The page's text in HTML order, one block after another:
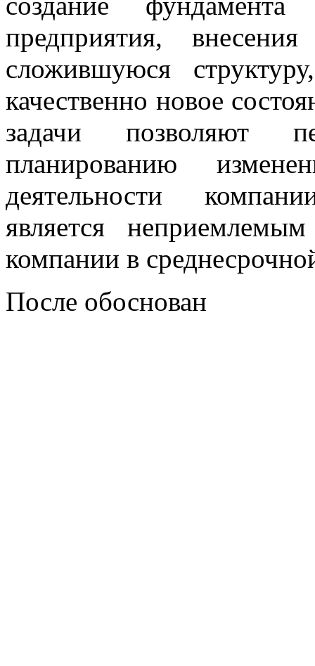
предприятия,
сложившуюся
качественно новое
задачи позволяют
планированию
деятельности
является
компании в
После обоснован